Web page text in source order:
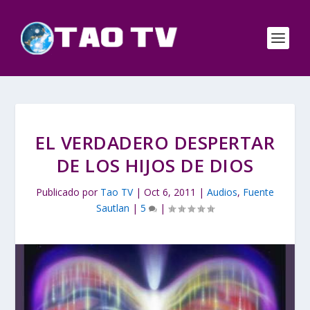
EL VERDADERO DESPERTAR
DE LOS HIJOS DE DIOS
Publicado por Tao TV| Oct 6, 2011 | Audios, Fuente
Sautlan | 5 |